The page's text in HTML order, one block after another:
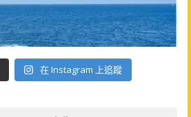
在 Instagram 上追蹤